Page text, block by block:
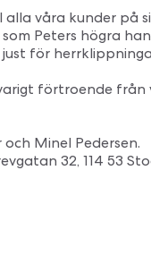
alla våra kunder
Peters högra
för
förtroende från
Minel Pedersen.
32, 114 53